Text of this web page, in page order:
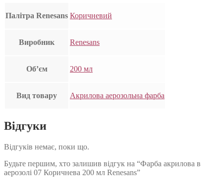
Палітра Renesans Коричневий
Виробник Renesans
Об’єм 200 мл
Вид товару Акрилова аерозольна фарба
Відгуки
Відгуків немає, поки що.
Будьте першим, хто залишив відгук на “Фарба акрилова в
аерозолі 07 Коричнева 200 мл Renesans”